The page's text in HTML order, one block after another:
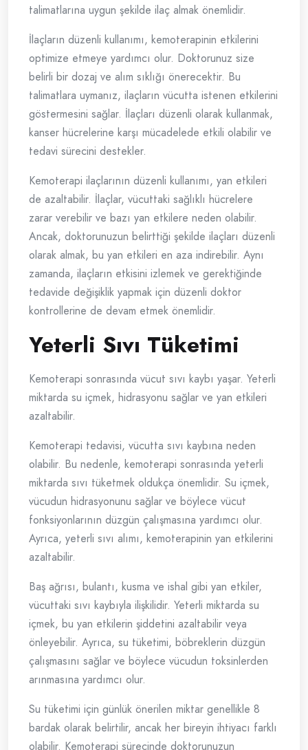
talimatlarına uygun şekilde ilaç almak önemlidir.
İlaçların düzenli kullanımı, kemoterapinin etkilerini
optimize etmeye yardımcı olur. Doktorunuz size
belirli bir dozaj ve alım sıklığı önerecektir. Bu
talimatlara uymanız, ilaçların vücutta istenen etkilerini
göstermesini sağlar. İlaçları düzenli olarak kullanmak,
kanser hücrelerine karşı mücadelede etkili olabilir ve
tedavi sürecini destekler.
Kemoterapi ilaçlarının düzenli kullanımı, yan etkileri
de azaltabilir. İlaçlar, vücuttaki sağlıklı hücrelere
zarar verebilir ve bazı yan etkilere neden olabilir.
Ancak, doktorunuzun belirttiği şekilde ilaçları düzenli
olarak almak, bu yan etkileri en aza indirebilir. Aynı
zamanda, ilaçların etkisini izlemek ve gerektiğinde
tedavide değişiklik yapmak için düzenli doktor
kontrollerine de devam etmek önemlidir.
Yeterli Sıvı Tüketimi
Kemoterapi sonrasında vücut sıvı kaybı yaşar. Yeterli
miktarda su içmek, hidrasyonu sağlar ve yan etkileri
azaltabilir.
Kemoterapi tedavisi, vücutta sıvı kaybına neden
olabilir. Bu nedenle, kemoterapi sonrasında yeterli
miktarda sıvı tüketmek oldukça önemlidir. Su içmek,
vücudun hidrasyonunu sağlar ve böylece vücut
fonksiyonlarının düzgün çalışmasına yardımcı olur.
Ayrıca, yeterli sıvı alımı, kemoterapinin yan etkilerini
azaltabilir.
Baş ağrısı, bulantı, kusma ve ishal gibi yan etkiler,
vücuttaki sıvı kaybıyla ilişkilidir. Yeterli miktarda su
içmek, bu yan etkilerin şiddetini azaltabilir veya
önleyebilir. Ayrıca, su tüketimi, böbreklerin düzgün
çalışmasını sağlar ve böylece vücudun toksinlerden
arınmasına yardımcı olur.
Su tüketimi için günlük önerilen miktar genellikle 8
bardak olarak belirtilir, ancak her bireyin ihtiyacı farklı
olabilir. Kemoterapi sürecinde doktorunuzun